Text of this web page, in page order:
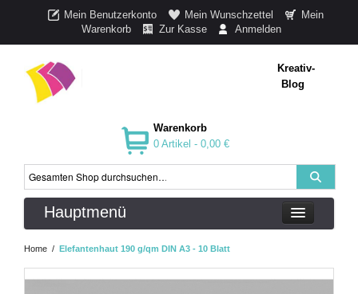
Mein Benutzerkonto Mein Wunschzettel
Mein
Warenkorb
Zur Kasse Anmelden
Kreativ-
Blog
Warenkorb
0 Artikel - 0,00 €
Hauptmenü
Home / Elefantenhaut 190 g/qm DIN A3 - 10 Blatt